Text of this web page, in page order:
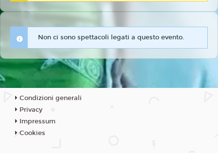
Non ci sono spettacoli legati a questo evento.
Condizioni generali
Privacy
Impressum
Cookies